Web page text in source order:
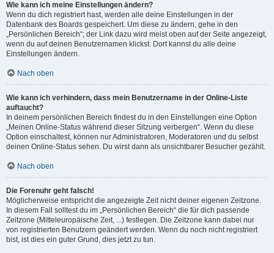
Wie kann ich meine Einstellungen ändern?
Wenn du dich registriert hast, werden alle deine Einstellungen in der
Datenbank des Boards gespeichert. Um diese zu ändern, gehe in den
„Persönlichen Bereich“; der Link dazu wird meist oben auf der Seite angezeigt,
wenn du auf deinen Benutzernamen klickst. Dort kannst du alle deine
Einstellungen ändern.
Nach oben
Wie kann ich verhindern, dass mein Benutzername in der Online-Liste
auftaucht?
In deinem persönlichen Bereich findest du in den Einstellungen eine Option
„Meinen Online-Status während dieser Sitzung verbergen“. Wenn du diese
Option einschaltest, können nur Administratoren, Moderatoren und du selbst
deinen Online-Status sehen. Du wirst dann als unsichtbarer Besucher gezählt.
Nach oben
Die Forenuhr geht falsch!
Möglicherweise entspricht die angezeigte Zeit nicht deiner eigenen Zeitzone.
In diesem Fall solltest du im „Persönlichen Bereich“ die für dich passende
Zeitzone (Mitteleuropäische Zeit, ...) festlegen. Die Zeitzone kann dabei nur
von registrierten Benutzern geändert werden. Wenn du noch nicht registriert
bist, ist dies ein guter Grund, dies jetzt zu tun.